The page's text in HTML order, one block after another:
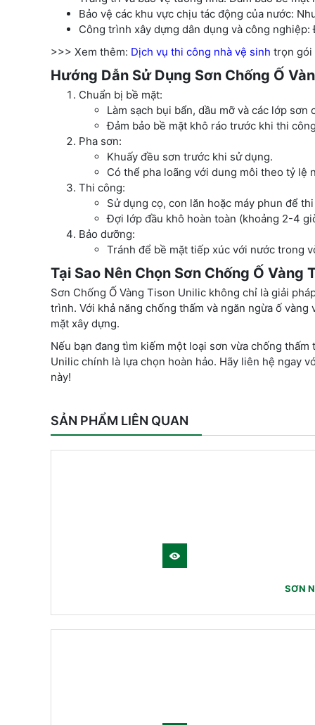
Bảo vệ các khu vực chịu tác động của nước:
Công trình xây dựng dân dụng và công
>>> Xem thêm: Dịch vụ thi công nhà vệ sinh trọn gói
Hướng Dẫn Sử Dụng Sơn Chống Ố
Chuẩn bị bề mặt:
Làm sạch bụi bẩn, dầu mỡ và các lớp sơn
Đảm bảo bề mặt khô ráo trước khi thi
Pha sơn:
Khuấy đều sơn trước khi sử dụng.
Có thể pha loãng với dung môi theo tỷ lệ
Thi công:
Sử dụng cọ, con lăn hoặc máy phun để
Đợi lớp đầu khô hoàn toàn (khoảng 2-4
Bảo dưỡng:
Tránh để bề mặt tiếp xúc với nước trong
Tại Sao Nên Chọn Sơn Chống Ố Vàng
Sơn Chống Ố Vàng Tison Unilic không chỉ là giải
trình. Với khả năng chống thấm và ngăn ngừa ố
mặt xây dựng.
Nếu bạn đang tìm kiếm một loại sơn vừa chống
Unilic chính là lựa chọn hoàn hảo. Hãy liên hệ ngay
này!
SẢN PHẨM LIÊN QUAN
SƠN